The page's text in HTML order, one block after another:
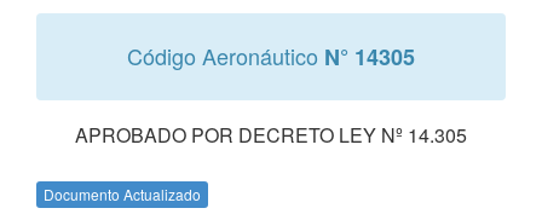
Código Aeronáutico N° 14305
APROBADO POR DECRETO LEY Nº 14.305
Documento Actualizado